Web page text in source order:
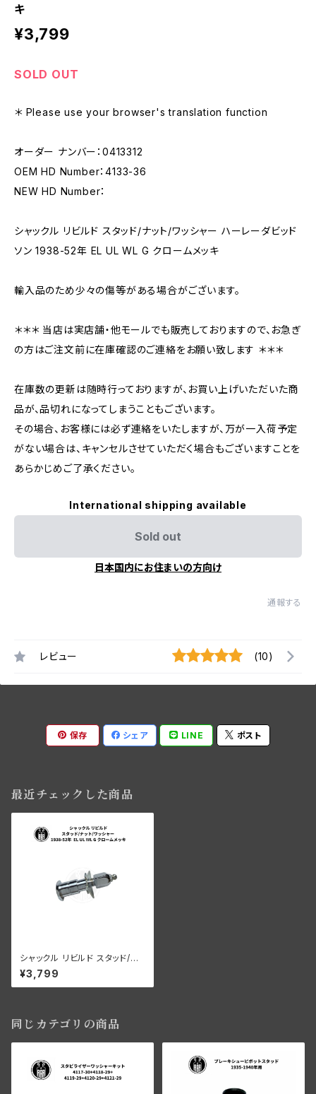
キ
¥3,799
SOLD OUT
＊ Please use your browser's translation function
オーダー ナンバー：0413312
OEM HD Number：4133-36
NEW HD Number：
シャックル リビルド スタッド/ナット/ワッシャー ハーレーダビッド
ソン 1938-52年 EL UL WL G クロームメッキ
輸入品のため少々の傷等がある場合がございます。
＊＊＊ 当店は実店舗・他モールでも販売しておりますので、お急ぎ
の方はご注文前に在庫確認のご連絡をお願い致します ＊＊＊
在庫数の更新は随時行っておりますが、お買い上げいただいた商
品が、品切れになってしまうこともございます。
その場合、お客様には必ず連絡をいたしますが、万が一入荷予定
がない場合は、キャンセルさせていただく場合もございますことを
あらかじめご了承ください。
International shipping available
Sold out
日本国内にお住まいの方向け
通報する
レビュー (10)
保存 シェア LINE ポスト
最近チェックした商品
シャックル リビルド スタッド/ナ
ット/ワッシャー ハーレーダビッ
ドソン 1938-52年 EL UL WL
G クロームメッキ
¥3,799
同じカテゴリの商品